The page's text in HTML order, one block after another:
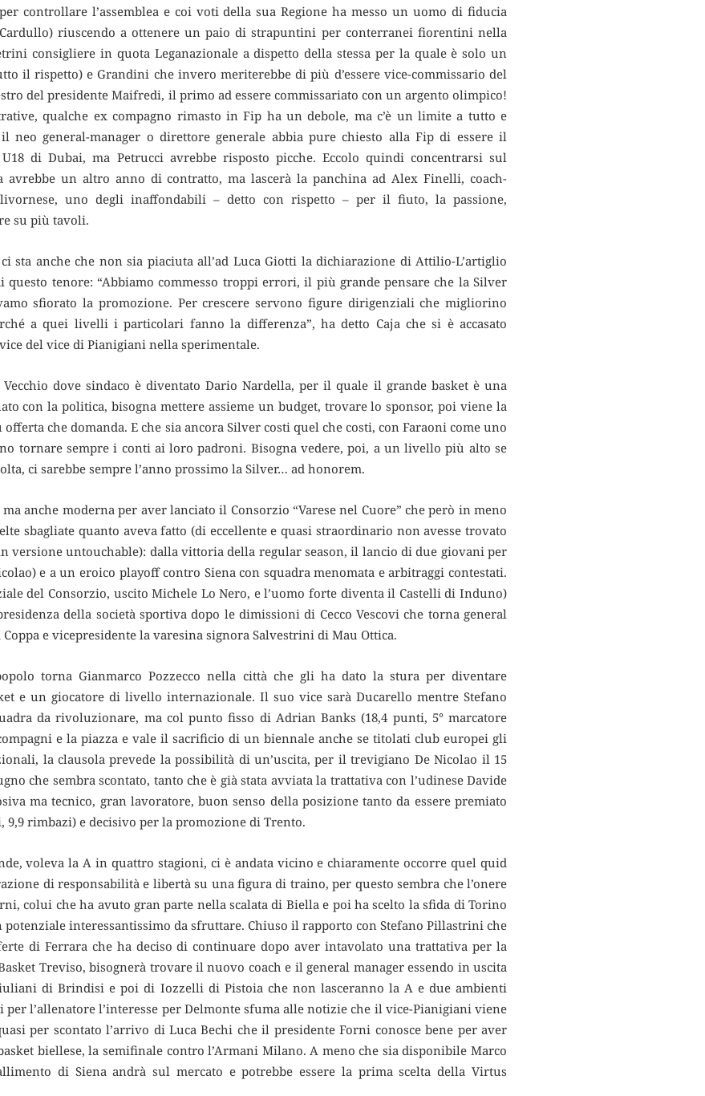
controllare l’assemblea e coi voti della sua Regione ha messo un uomo di fiducia
riuscendo a ottenere un paio di strapuntini per conterranei fiorentini nella
consigliere in quota Leganazionale a dispetto della stessa per la quale è solo un
il rispetto) e Grandini che invero meriterebbe di più d’essere vice-commissario del
del presidente Maifredi, il primo ad essere commissariato con un argento olimpico!
qualche ex compagno rimasto in Fip ha un debole, ma c’è un limite a tutto e
neo general-manager o direttore generale abbia pure chiesto alla Fip di essere il
di Dubai, ma Petrucci avrebbe risposto picche. Eccolo quindi concentrarsi sul
avrebbe un altro anno di contratto, ma lascerà la panchina ad Alex Finelli, coach-
uno degli inaffondabili – detto con rispetto – per il fiuto, la passione,
su più tavoli.
sta anche che non sia piaciuta all’ad Luca Giotti la dichiarazione di Attilio-L’artiglio
tenore: “Abbiamo commesso troppi errori, il più grande pensare che la Silver
sfiorato la promozione. Per crescere servono figure dirigenziali che migliorino
a quei livelli i particolari fanno la differenza”, ha detto Caja che si è accasato
del vice di Pianigiani nella sperimentale.
Vecchio dove sindaco è diventato Dario Nardella, per il quale il grande basket è una
con la politica, bisogna mettere assieme un budget, trovare lo sponsor, poi viene la
che domanda. E che sia ancora Silver costi quel che costi, con Faraoni come uno
tornare sempre i conti ai loro padroni. Bisogna vedere, poi, a un livello più alto se
ci sarebbe sempre l’anno prossimo la Silver… ad honorem.
anche moderna per aver lanciato il Consorzio “Varese nel Cuore” che però in meno
sbagliate quanto aveva fatto (di eccellente e quasi straordinario non avesse trovato
versione untouchable): dalla vittoria della regular season, il lancio di due giovani per
e a un eroico playoff contro Siena con squadra menomata e arbitraggi contestati.
del Consorzio, uscito Michele Lo Nero, e l’uomo forte diventa il Castelli di Induno)
della società sportiva dopo le dimissioni di Cecco Vescovi che torna general
e vicepresidente la varesina signora Salvestrini di Mau Ottica.
torna Gianmarco Pozzecco nella città che gli ha dato la stura per diventare
e un giocatore di livello internazionale. Il suo vice sarà Ducarello mentre Stefano
da rivoluzionare, ma col punto fisso di Adrian Banks (18,4 punti, 5° marcatore
e la piazza e vale il sacrificio di un biennale anche se titolati club europei gli
la clausola prevede la possibilità di un’uscita, per il trevigiano De Nicolao il 15
che sembra scontato, tanto che è già stata avviata la trattativa con l’udinese Davide
ma tecnico, gran lavoratore, buon senso della posizione tanto da essere premiato
9,9 rimbazi) e decisivo per la promozione di Trento.
voleva la A in quattro stagioni, ci è andata vicino e chiaramente occorre quel quid
di responsabilità e libertà su una figura di traino, per questo sembra che l’onere
colui che ha avuto gran parte nella scalata di Biella e poi ha scelto la sfida di Torino
potenziale interessantissimo da sfruttare. Chiuso il rapporto con Stefano Pillastrini che
di Ferrara che ha deciso di continuare dopo aver intavolato una trattativa per la
Treviso, bisognerà trovare il nuovo coach e il general manager essendo in uscita
di Brindisi e poi di Iozzelli di Pistoia che non lasceranno la A e due ambienti
l’allenatore l’interesse per Delmonte sfuma alle notizie che il vice-Pianigiani viene
per scontato l’arrivo di Luca Bechi che il presidente Forni conosce bene per aver
biellese, la semifinale contro l’Armani Milano. A meno che sia disponibile Marco
di Siena andrà sul mercato e potrebbe essere la prima scelta della Virtus